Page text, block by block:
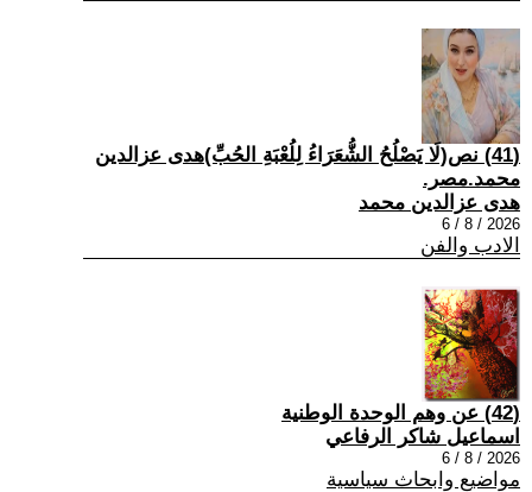
(41) نص(لَا يَصْلُحُ الشُّعَرَاءُ لِلُعْبَةِ الحُبِّ)هدى عزالدين
محمد.مصر.
هدى عزالدين محمد
2026 / 8 / 6
الادب والفن
(42) عن وهم الوحدة الوطنية
اسماعيل شاكر الرفاعي
2026 / 8 / 6
مواضيع وابحاث سياسية